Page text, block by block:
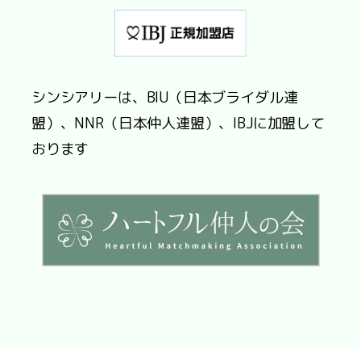
シンシアリーは、BIU（日本ブライダル連
盟）、NNR（日本仲人連盟）、IBJに加盟して
おります